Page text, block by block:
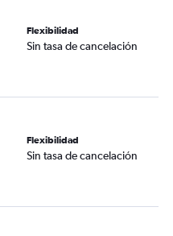
Flexibilidad
Sin tasa de cancelación
Flexibilidad
Sin tasa de cancelación